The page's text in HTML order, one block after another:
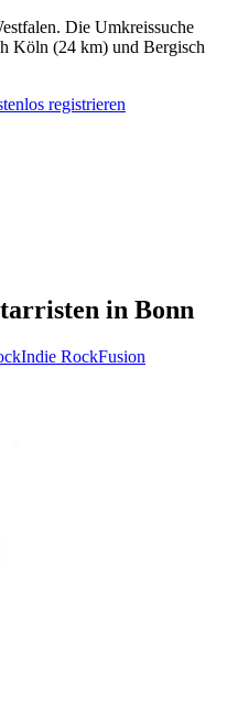
Die Umkreissuche
Köln (24 km) und Bergisch
registrieren
in Bonn
Indie RockFusion